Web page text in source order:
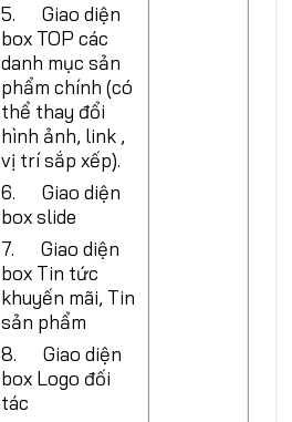
5. Giao diện
box TOP các
danh mục sản
phẩm chính (có
thể thay đổi
hình ảnh, link ,
vị trí sắp xếp).
6. Giao diện
box slide
7. Giao diện
box Tin tức
khuyến mãi, Tin
sản phẩm
8. Giao diện
box Logo đối
tác